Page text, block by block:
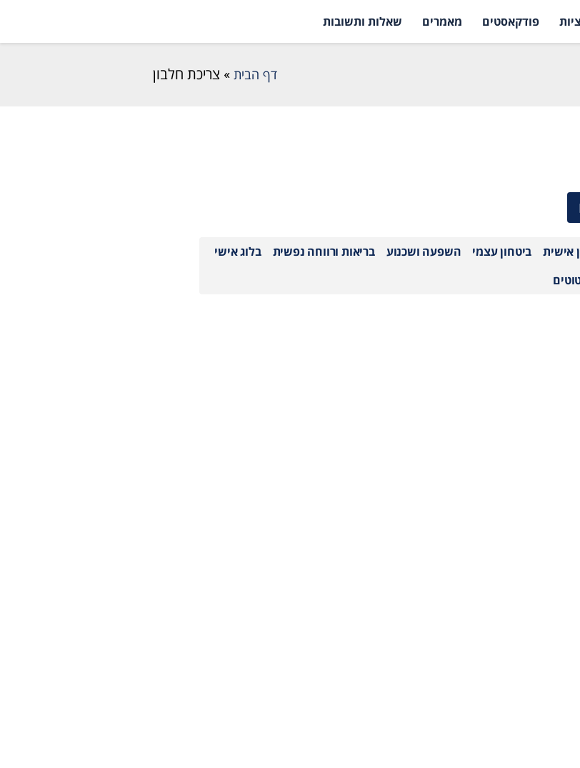
פודקאסטים מאמרים שאלות ותשובות
דף הבית » צריכת חלבון
אישית ביטחון עצמי השפעה ושכנוע בריאות ורווחה נפשית
בלוג אישי